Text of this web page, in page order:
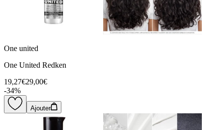
One united
One United Redken
19,27€29,00€
-34%
Ajouter